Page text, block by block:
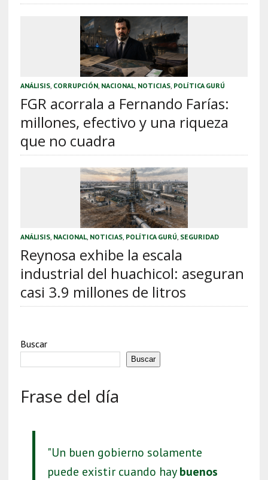
ANÁLISIS, CORRUPCIÓN, NACIONAL, NOTICIAS, POLÍTICA GURÚ
FGR acorrala a Fernando Farías:
millones, efectivo y una riqueza
que no cuadra
ANÁLISIS, NACIONAL, NOTICIAS, POLÍTICA GURÚ SEGURIDAD
Reynosa exhibe la escala
industrial del huachicol: aseguran
casi 3.9 millones de litros
Buscar
Buscar
Frase del día
"Un buen gobierno solamente
puede existir cuando haybuenos